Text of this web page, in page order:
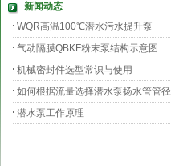
新闻动态
WQR高温100℃潜水污水提升泵
气动隔膜QBKF粉末泵结构示意图
机械密封件选型常识与使用
如何根据流量选择潜水泵扬水管管径
潜水泵工作原理